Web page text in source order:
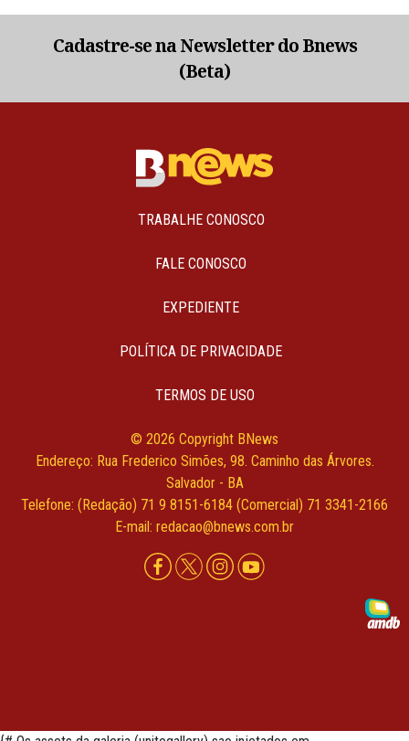
Cadastre-se na Newsletter do Bnews
(Beta)
TRABALHE CONOSCO
FALE CONOSCO
EXPEDIENTE
POLÍTICA DE PRIVACIDADE
TERMOS DE USO
© 2026 Copyright BNews
Endereço: Rua Frederico Simões, 98. Caminho das Árvores.
Salvador - BA
Telefone: (Redação) 71 9 8151-6184 (Comercial) 71 3341-2166
E-mail: redacao@bnews.com.br